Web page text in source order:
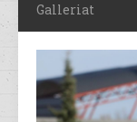
Galleriat